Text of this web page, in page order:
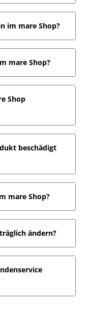
im mare Shop?
mare Shop?
Shop
beschädigt
mare Shop?
ändern?